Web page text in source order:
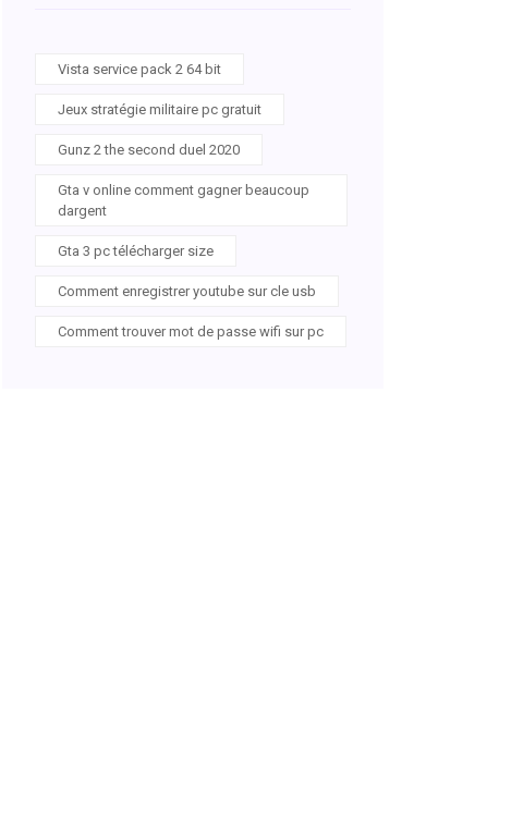
Vista service pack 2 64 bit
Jeux stratégie militaire pc gratuit
Gunz 2 the second duel 2020
Gta v online comment gagner beaucoup
dargent
Gta 3 pc télécharger size
Comment enregistrer youtube sur cle usb
Comment trouver mot de passe wifi sur pc